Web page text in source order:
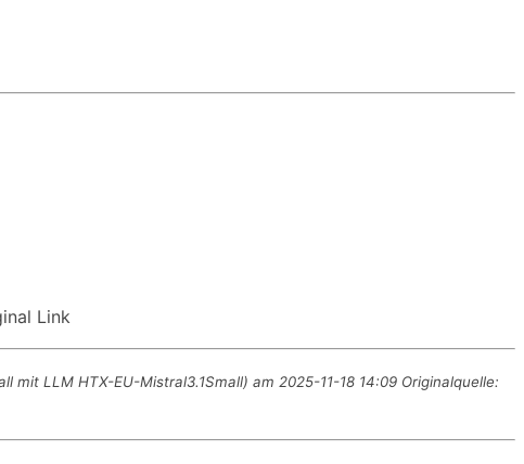
Link
LLM HTX-EU-Mistral3.1Small) am 2025-11-18 14:09 Originalquelle: